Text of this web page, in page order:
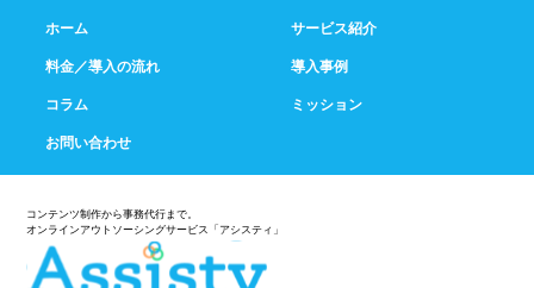
ホーム
サービス紹介
料金／導入の流れ
導入事例
コラム
ミッション
お問い合わせ